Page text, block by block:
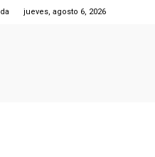
jueves, agosto 6, 2026